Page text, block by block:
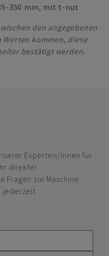
350 mm, mit t-nut
den angegebenen
kommen, diese
bestätigt werden.
Experten/innen für
direkter
Fragen zur Maschine.
jederzeit.